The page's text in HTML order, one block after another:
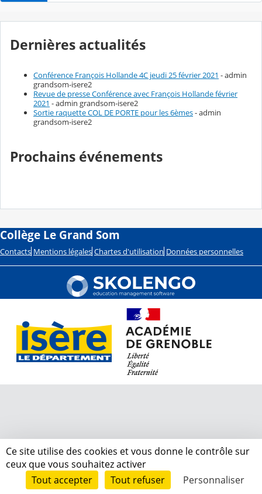
Dernières actualités
Conférence François Hollande 4C jeudi 25 février 2021 - admin
grandsom-isere2
Revue de presse Conférence avec François Hollande février
2021 - admin grandsom-isere2
Sortie raquette COL DE PORTE pour les 6èmes- admin
grandsom-isere2
Prochains événements
Collège Le Grand Som
Contacts Mentions légales Chartes d'utilisation Données personnelles
Ce site utilise des cookies et vous donne le contrôle sur
ceux que vous souhaitez activer
Tout accepter
Tout refuser Personnaliser